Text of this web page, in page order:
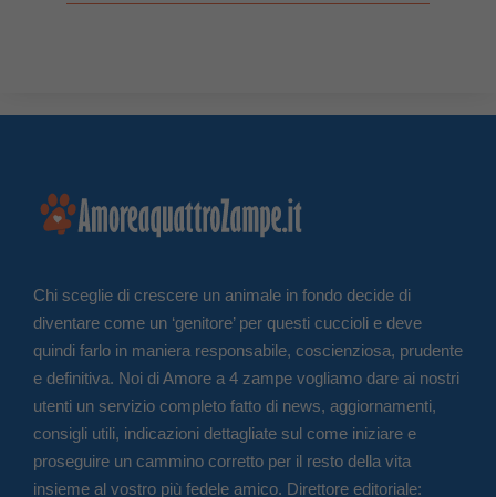
Chi sceglie di crescere un animale in fondo decide di
diventare come un ‘genitore’ per questi cuccioli e deve
quindi farlo in maniera responsabile, coscienziosa, prudente
e definitiva. Noi di Amore a 4 zampe vogliamo dare ai nostri
utenti un servizio completo fatto di news, aggiornamenti,
consigli utili, indicazioni dettagliate sul come iniziare e
proseguire un cammino corretto per il resto della vita
insieme al vostro più fedele amico. Direttore editoriale: